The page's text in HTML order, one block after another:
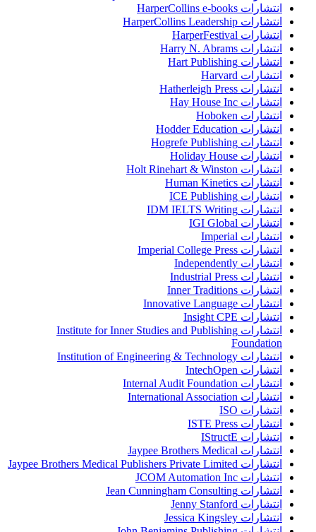
انتشارات HarperCollins e-books
انتشارات HarperCollins Leadership
انتشارات HarperFestival
انتشارات Harry N. Abrams
انتشارات Hart Publishing
انتشارات Harvard
انتشارات Hatherleigh Press
انتشارات Hay House Inc
انتشارات Hoboken
انتشارات Hodder Education
انتشارات Hogrefe Publishing
انتشارات Holiday House
انتشارات Holt Rinehart & Winston
انتشارات Human Kinetics
انتشارات ICE Publishing
انتشارات IDM IELTS Writing
انتشارات IGI Global
انتشارات Imperial
انتشارات Imperial College Press
انتشارات Independently
انتشارات Industrial Press
انتشارات Inner Traditions
انتشارات Innovative Language
انتشارات Insight CPE
انتشارات Institute for Inner Studies and Publishing
Foundation
انتشارات Institution of Engineering & Technology
انتشارات IntechOpen
انتشارات Internal Audit Foundation
انتشارات International Association
انتشارات ISO
انتشارات ISTE Press
انتشارات IStructE
انتشارات Jaypee Brothers Medical
انتشارات Jaypee Brothers Medical Publishers Private Limited
انتشارات JCOM Automation Inc
انتشارات Jean Cunningham Consulting
انتشارات Jenny Stanford
انتشارات Jessica Kingsley